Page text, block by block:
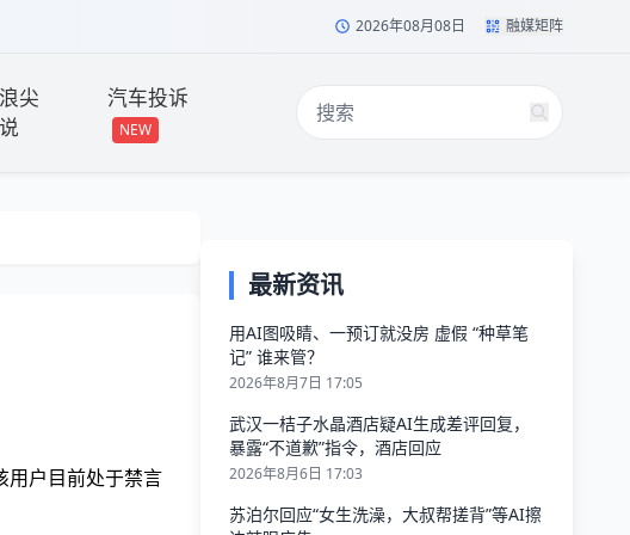
2026年08月08日 融媒矩阵
浪尖
说
汽车投诉
NEW
用户目前处于禁言
最新资讯
用AI图吸睛、一预订就没房 虚假 “种草笔
记” 谁来管？
2026年8月7日 17:05
武汉一桔子水晶酒店疑AI生成差评回复，
暴露“不道歉”指令，酒店回应
2026年8月6日 17:03
苏泊尔回应“女生洗澡，大叔帮搓背”等AI擦